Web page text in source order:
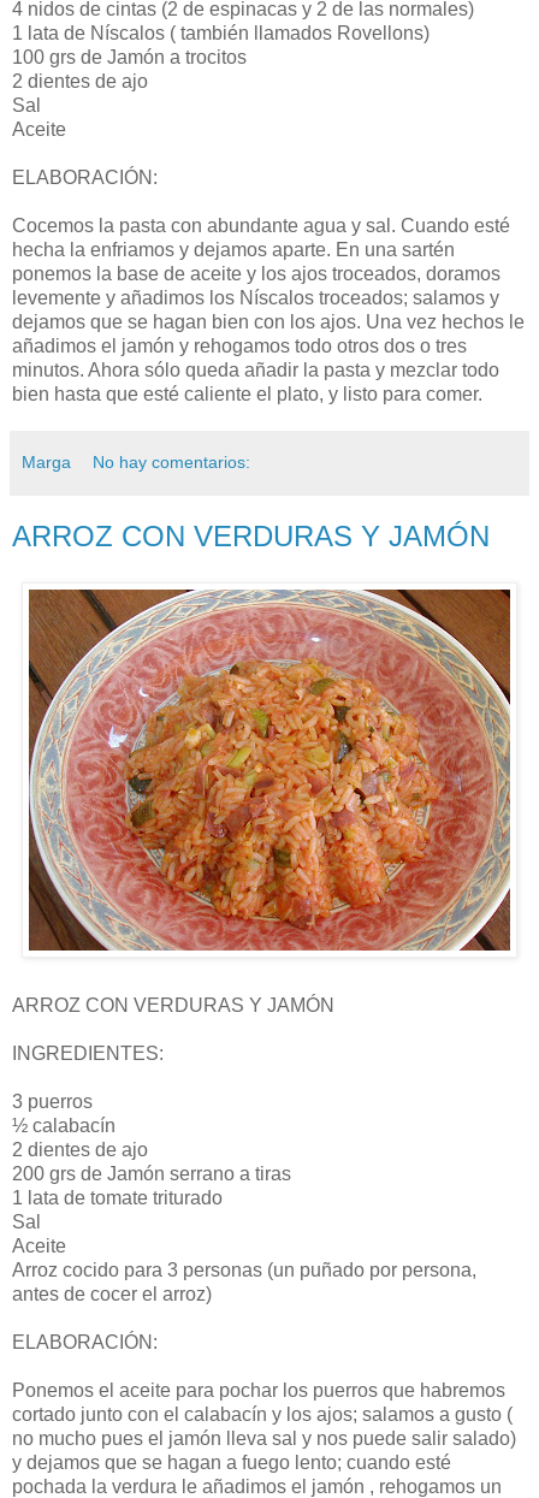
4 nidos de cintas (2 de espinacas y 2 de las normales)
1 lata de Níscalos ( también llamados Rovellons)
100 grs de Jamón a trocitos
2 dientes de ajo
Sal
Aceite
ELABORACIÓN:
Cocemos la pasta con abundante agua y sal. Cuando esté
hecha la enfriamos y dejamos aparte. En una sartén
ponemos la base de aceite y los ajos troceados, doramos
levemente y añadimos los Níscalos troceados; salamos y
dejamos que se hagan bien con los ajos. Una vez hechos le
añadimos el jamón y rehogamos todo otros dos o tres
minutos. Ahora sólo queda añadir la pasta y mezclar todo
bien hasta que esté caliente el plato, y listo para comer.
Marga No hay comentarios:
ARROZ CON VERDURAS Y JAMÓN
ARROZ CON VERDURAS Y JAMÓN
INGREDIENTES:
3 puerros
½ calabacín
2 dientes de ajo
200 grs de Jamón serrano a tiras
1 lata de tomate triturado
Sal
Aceite
Arroz cocido para 3 personas (un puñado por persona,
antes de cocer el arroz)
ELABORACIÓN:
Ponemos el aceite para pochar los puerros que habremos
cortado junto con el calabacín y los ajos; salamos a gusto (
no mucho pues el jamón lleva sal y nos puede salir salado)
y dejamos que se hagan a fuego lento; cuando esté
pochada la verdura le añadimos el jamón , rehogamos un